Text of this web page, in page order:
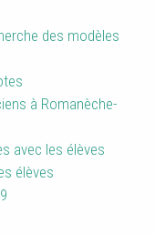
des modèles
à Romanèche-
avec les élèves
élèves